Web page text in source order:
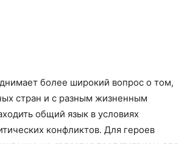
более широкий вопрос о том,
стран и с разным жизненным
общий язык в условиях
конфликтов. Для героев